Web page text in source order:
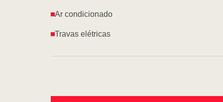
Ar condicionado
Travas elétricas